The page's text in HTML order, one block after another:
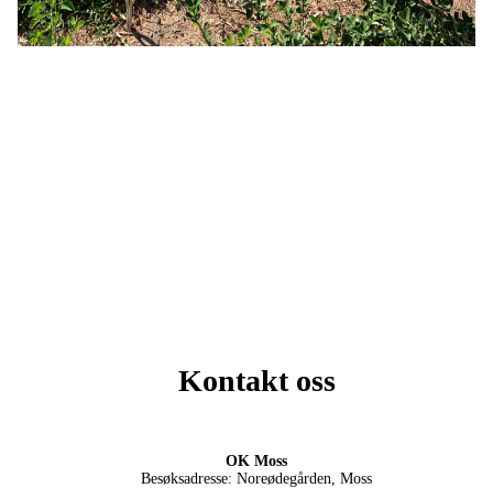
Kontakt oss
OK Moss
Besøksadresse: Noreødegården, Moss